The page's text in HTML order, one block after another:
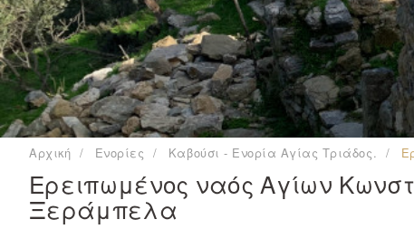
Αρχική Ενορίες Καβούσι - Ενορία Αγίας Τριάδος.
Ερειπωμένος ναός Αγίων
Ξεράμπελα